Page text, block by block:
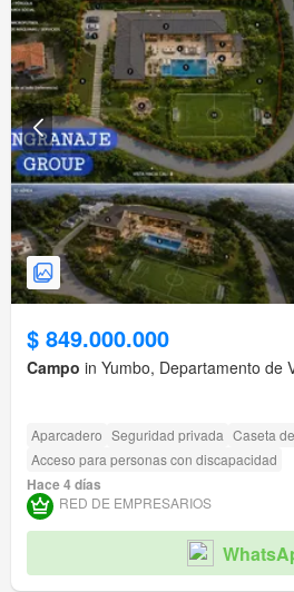
$ 849.000.000
Campo in Yumbo, Departamento de
Aparcadero Seguridad privada Caseta
Acceso para personas con discapacidad
Hace 4 días
RED DE EMPRESARIOS